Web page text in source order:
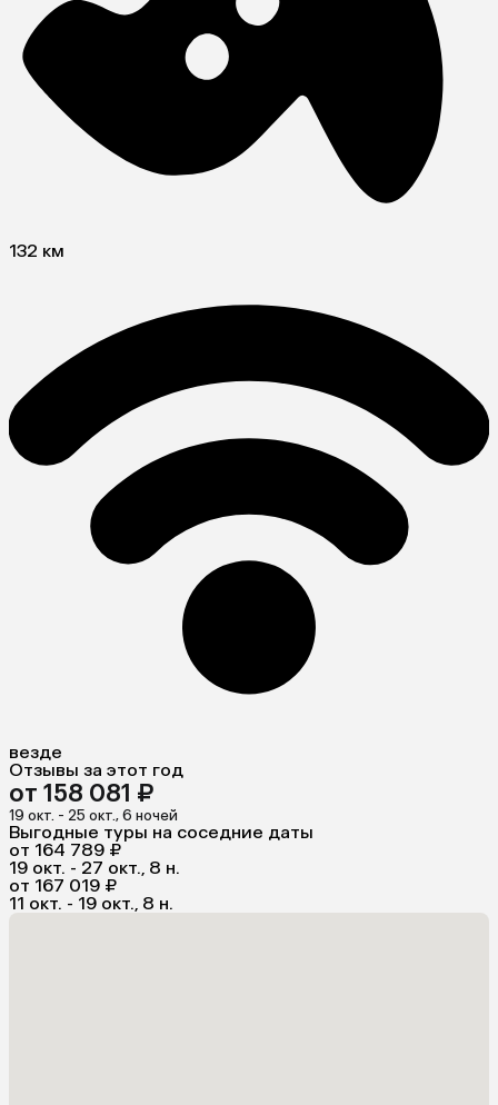
132 км
везде
Отзывы за этот год
от 158 081 ₽
19 окт. - 25 окт., 6 ночей
Выгодные туры на соседние даты
от 164 789 ₽
19 окт. - 27 окт., 8 н.
от 167 019 ₽
11 окт. - 19 окт., 8 н.